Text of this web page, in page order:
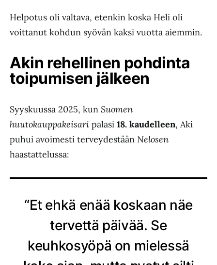
Helpotus oli valtava, etenkin koska Heli oli
voittanut kohdun syövän kaksi vuotta aiemmin.
Akin rehellinen pohdinta
toipumisen jälkeen
Syyskuussa 2025, kun Suomen
huutokauppakeisari palasi 18. kaudelleen, Aki
puhui avoimesti terveydestään Nelosen
haastattelussa:
“Et ehkä enää koskaan näe
tervettä päivää. Se
keuhkosyöpä on mielessä